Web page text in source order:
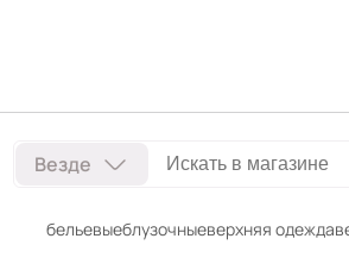
Везде
бельевыеблузочныеверхняя одежда